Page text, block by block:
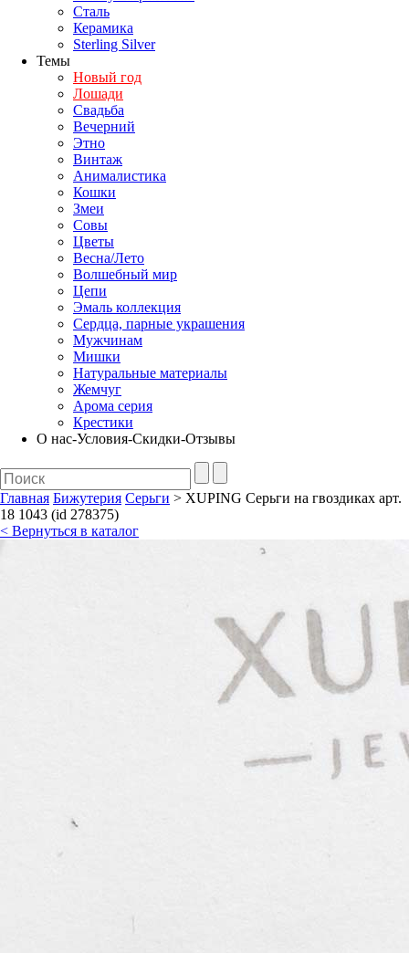
Сталь
Керамика
Sterling Silver
Темы
Новый год
Лошади
Свадьба
Вечерний
Этно
Винтаж
Анималистика
Кошки
Змеи
Совы
Цветы
Весна/Лето
Волшебный мир
Цепи
Эмаль коллекция
Сердца, парные украшения
Мужчинам
Мишки
Натуральные материалы
Жемчуг
Арома серия
Крестики
О нас-Условия-Скидки-Отзывы
Главная Бижутерия Серьги > XUPING Серьги на гвоздиках арт.
18 1043 (id 278375)
< Вернуться в каталог